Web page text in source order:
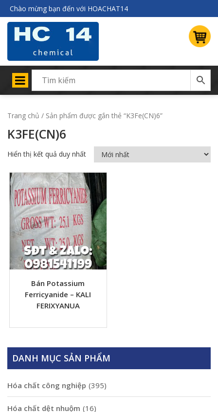
Chào mừng bạn đến với HOACHAT14
Trang chủ / Sản phẩm được gắn thẻ “K3Fe(CN)6”
K3FE(CN)6
Hiển thị kết quả duy nhất
Bán Potassium
Ferricyanide – KALI
FERIXYANUA
DANH MỤC SẢN PHẨM
Hóa chất công nghiệp (395)
Hóa chất dệt nhuộm (16)